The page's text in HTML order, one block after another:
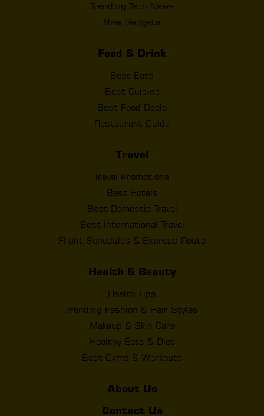
Trending Tech News
New Gadgets
Food & Drink
Best Eats
Best Cuisine
Best Food Deals
Restaurant Guide
Travel
Travel Promotions
Best Hotels
Best Domestic Travel
Best International Travel
Flight Schedules & Express Route
Health & Beauty
Health Tips
Trending Fashion & Hair Styles
Makeup & Skin Care
Healthy Eats & Diet
Best Gyms & Workouts
About Us
Contact Us